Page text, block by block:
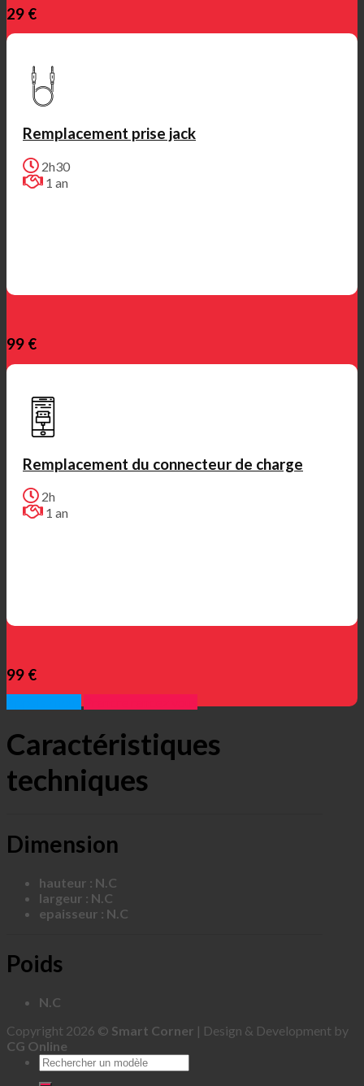
29 €
Remplacement prise jack
2h30
1 an
99 €
Remplacement du connecteur de charge
2h
1 an
99 €
Caractéristiques
techniques
Dimension
hauteur : N.C
largeur : N.C
epaisseur : N.C
Poids
N.C
Copyright 2026 © Smart Corner | Design & Development by
CG Online